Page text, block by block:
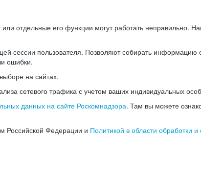
отдельные его функции могут работать неправильно.
сессии пользователя. Позволяют собирать информацию
ошибки.
на сайтах.
сетевого трафика с учетом ваших индивидуальных
данных на сайте Роскомнадзора. Там вы можете
Российской Федерации и Политикой в области обработки